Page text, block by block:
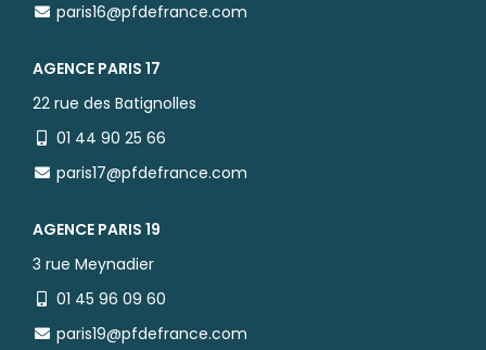
paris16@pfdefrance.com
AGENCE PARIS 17
22 rue des Batignolles
01 44 90 25 66
paris17@pfdefrance.com
AGENCE PARIS 19
3 rue Meynadier
01 45 96 09 60
paris19@pfdefrance.com